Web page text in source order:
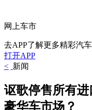
网上车市
去APP了解更多精彩汽
打开APP
< 新闻
讴歌停售所有
豪华车市场？